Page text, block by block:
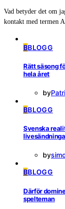
Vad betyder det om
kontakt med termen
BBLOGG
Rätt säsong
hela året
by
BBLOGG
Svenska
by
BBLOGG
Därför
spelteman